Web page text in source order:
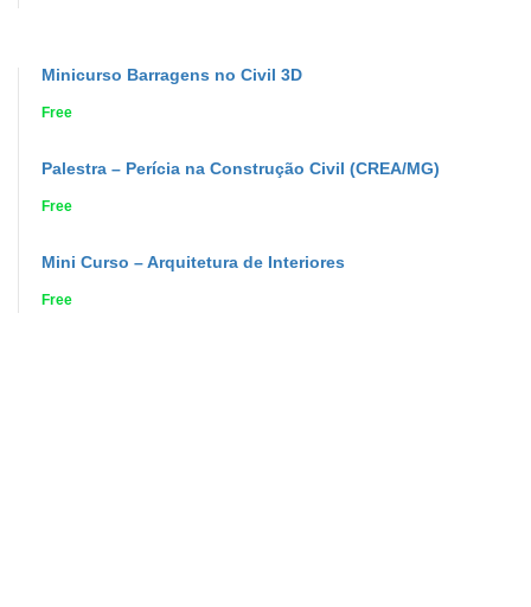
Minicurso Barragens no Civil 3D
Free
Palestra – Perícia na Construção Civil (CREA/MG)
Free
Mini Curso – Arquitetura de Interiores
Free